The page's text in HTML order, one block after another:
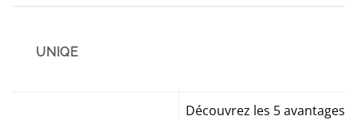
UNIQE
Découvrez les 5 avantages